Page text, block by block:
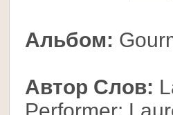
Альбом:
Автор Слов: